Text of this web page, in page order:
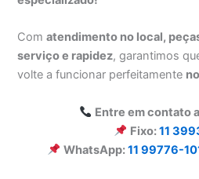
Comatendimento no local,
serviço e rapidez, garantimos
volte a funcionar perfeitamente
Entre em contato
Fixo:11
WhatsApp:11 99776-